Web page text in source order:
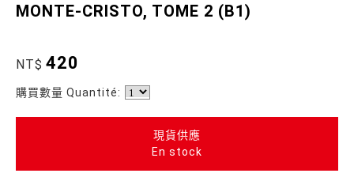
MONTE-CRISTO, TOME 2 (B1)
NT$ 420
購買數量 Quantité:
現貨供應
En stock